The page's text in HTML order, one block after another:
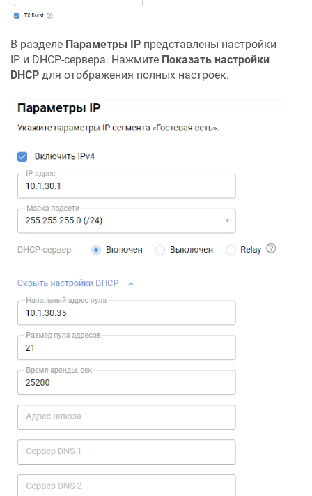
В разделе Параметры IP представлены настройки
IP и DHCP-сервера. Нажмите Показать настройки
DHCP для отображения полных настроек.